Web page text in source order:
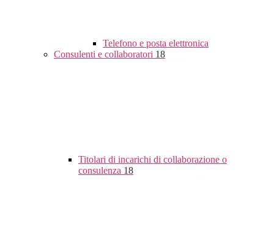
Telefono e posta elettronica
Consulenti e collaboratori 18
Titolari di incarichi di collaborazione o
consulenza 18